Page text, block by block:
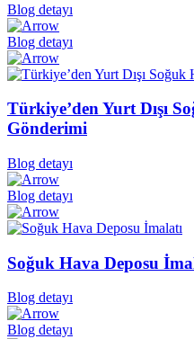
Blog detayı
Blog detayı
Türkiye’den Yurt Dışı
Gönderimi
Blog detayı
Blog detayı
Soğuk Hava Deposu
Blog detayı
Blog detayı